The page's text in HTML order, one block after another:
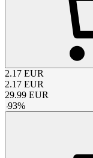
2.17 EUR
2.17 EUR
29.99 EUR
-93%